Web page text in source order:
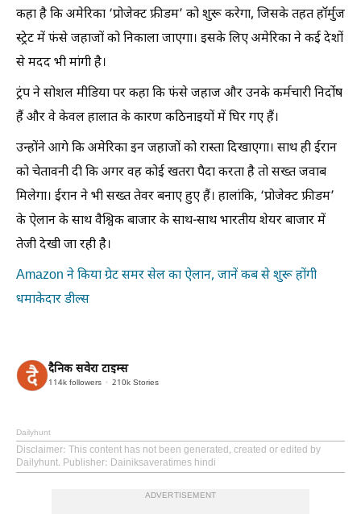
कहा है कि अमेरिका ‘प्रोजेक्ट फ्रीडम’ को शुरू करेगा, जिसके तहत हॉर्मुज
स्ट्रेट में फंसे जहाजों को निकाला जाएगा। इसके लिए अमेरिका ने कई देशों
से मदद भी मांगी है।
ट्रंप ने सोशल मीडिया पर कहा कि फंसे जहाज और उनके कर्मचारी निर्दोष
हैं और वे केवल हालात के कारण कठिनाइयों में घिर गए हैं।
उन्होंने आगे कि अमेरिका इन जहाजों को रास्ता दिखाएगा। साथ ही ईरान
को चेतावनी दी कि अगर वह कोई खतरा पैदा करता है तो सख्त जवाब
मिलेगा। ईरान ने भी सख्त तेवर बनाए हुए हैं। हालांकि, ‘प्रोजेक्ट फ्रीडम’
के ऐलान के साथ वैश्विक बाजार के साथ-साथ भारतीय शेयर बाजार में
तेजी देखी जा रही है।
Amazon ने किया ग्रेट समर सेल का ऐलान, जानें कब से शुरू होंगी
धमाकेदार डील्स
दैनिक सवेरा टाइम्स
114k followers 210k Stories
Dailyhunt
Disclaimer: This content has not been generated, created or edited by
Dailyhunt. Publisher: Dainiksaveratimes hindi
ADVERTISEMENT